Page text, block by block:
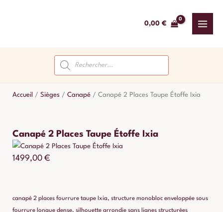
0,00 €
Recherche
de
produits
Accueil / Sièges / Canapé / Canapé 2 Places Taupe Étoffe Ixia
Canapé 2 Places Taupe Étoffe Ixia
1499,00 €
canapé 2 places fourrure taupe Ixia, structure monobloc enveloppée sous
fourrure longue dense, silhouette arrondie sans lignes structurées